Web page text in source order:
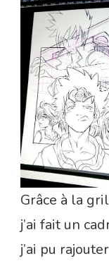
Grâce à la
j’ai fait un
j’ai pu